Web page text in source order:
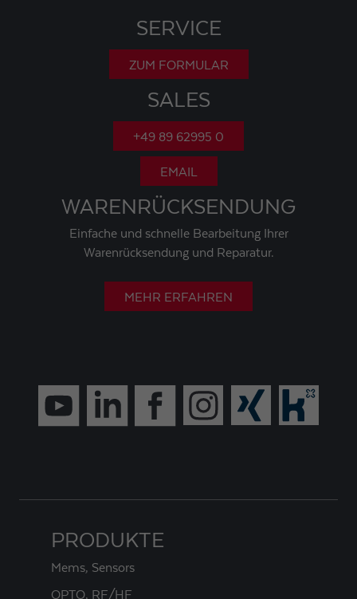
SERVICE
ZUM FORMULAR
SALES
+49 89 62995 0
EMAIL
WARENRÜCKSENDUNG
Einfache und schnelle Bearbeitung Ihrer
Warenrücksendung und Reparatur.
MEHR ERFAHREN
PRODUKTE
Mems, Sensors
OPTO, RF/HF